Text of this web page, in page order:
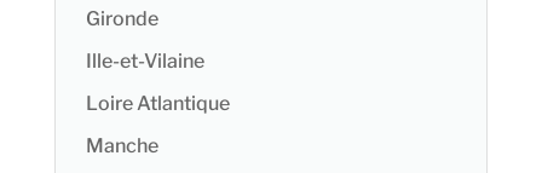
Gironde
Ille-et-Vilaine
Loire Atlantique
Manche